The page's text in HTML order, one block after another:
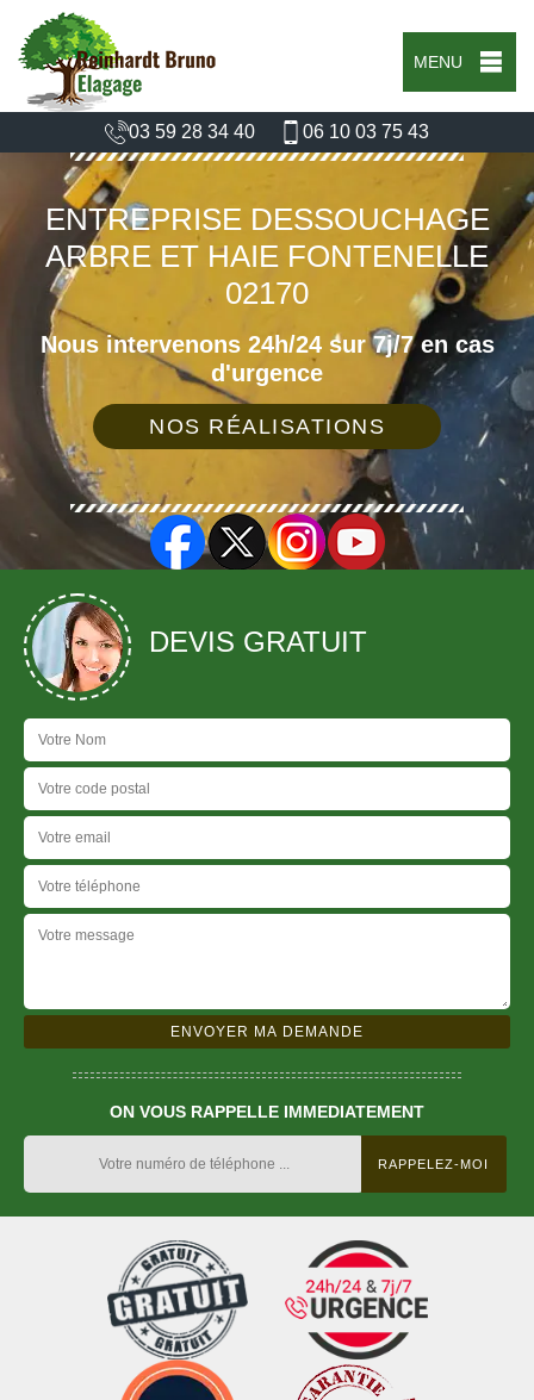
MENU
03 59 28 34 40 06 10 03 75 43
ENTREPRISE DESSOUCHAGE
ARBRE ET HAIE FONTENELLE
02170
Nous intervenons 24h/24 sur 7j/7 en cas
d'urgence
NOS RÉALISATIONS
DEVIS GRATUIT
ON VOUS RAPPELLE IMMEDIATEMENT